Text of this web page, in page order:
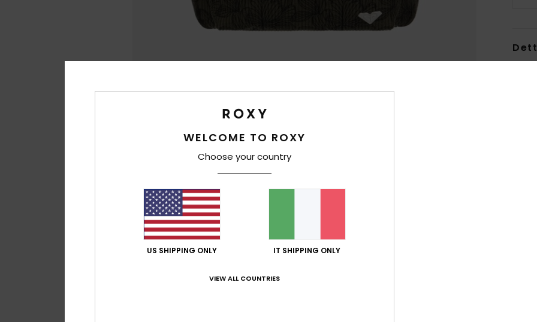
WELCOME TO ROXY
Choose your country
US SHIPPING ONLY IT SHIPPING ONLY
VIEW ALL COUNTRIES